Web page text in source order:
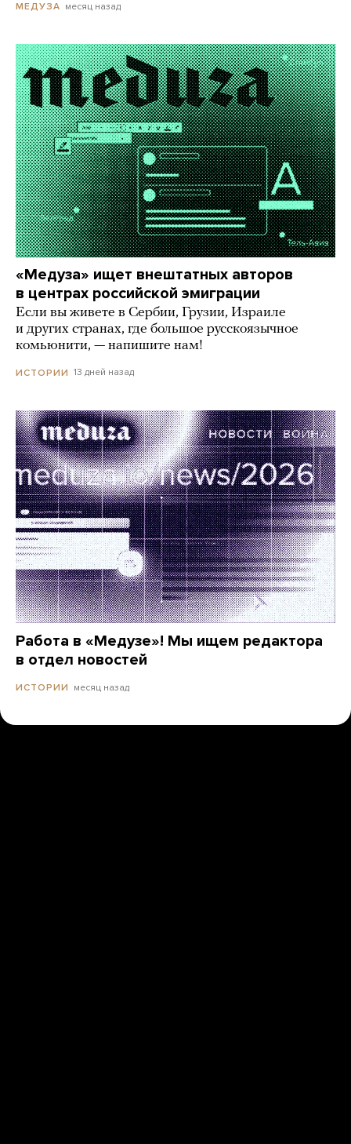
МЕДУЗА месяц назад
«Медуза» ищет внештатных авторов
в центрах российской эмиграции
Если вы живете в Сербии, Грузии, Израиле
и других странах, где большое русскоязычное
комьюнити, — напишите нам!
ИСТОРИИ 13 дней назад
Работа в «Медузе»! Мы ищем редактора
в отдел новостей
ИСТОРИИ месяц назад